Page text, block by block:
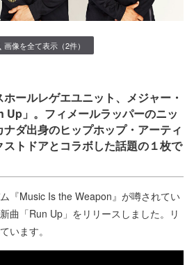
画像を全て表示（2件）
ールレゲエユニット、メジャー・
Up」。フィメールラッパーのニッ
ダ出身のヒップホップ・アーティ
トドアとコラボした話題の１枚で
『Music Is the Weapon』が噂されてい
曲「Run Up」をリリースしました。リ
います。